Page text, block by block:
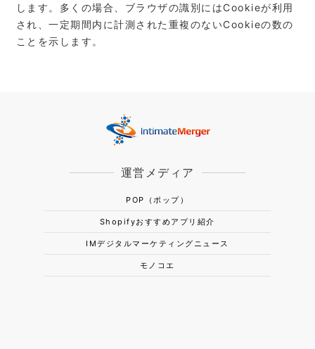
します。多くの場合、ブラウザの識別にはCookieが利⽤
され、⼀定期間内に計測された重複のないCookieの数の
ことを⽰します。
運営メディア
POP（ポップ）
Shopifyおすすめアプリ紹介
IMデジタルマーケティングニュース
モノコエ